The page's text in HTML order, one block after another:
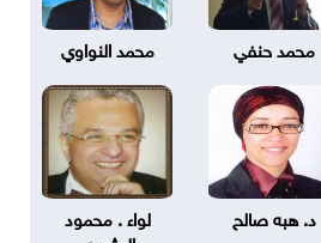
محمد حنفي محمد النواوي
د. هبه صالح
لواء . محمود